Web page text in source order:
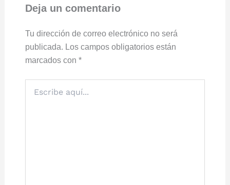
Deja un comentario
Tu dirección de correo electrónico no será
publicada. Los campos obligatorios están
marcados con *
aquí...